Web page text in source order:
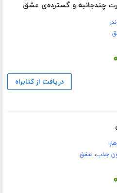
چندجانبه و گسترده‌ی عشق
دریافت از کتابراه
جذب، عشق